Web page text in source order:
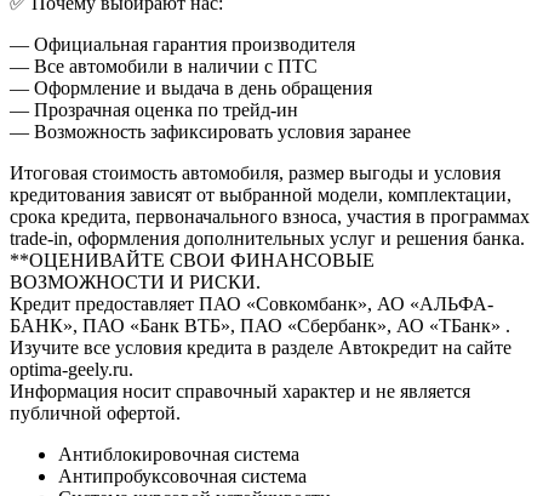
— Официальная гарантия производителя
— Все автомобили в наличии с ПТС
— Оформление и выдача в день обращения
— Прозрачная оценка по трейд-ин
— Возможность зафиксировать условия заранее
Итоговая стоимость автомобиля, размер выгоды и условия
кредитования зависят от выбранной модели, комплектации,
срока кредита, первоначального взноса, участия в программах
trade-in, оформления дополнительных услуг и решения банка.
**ОЦЕНИВАЙТЕ СВОИ ФИНАНСОВЫЕ
ВОЗМОЖНОСТИ И РИСКИ.
Кредит предоставляет ПАО «Совкомбанк», АО «АЛЬФА-
БАНК», ПАО «Банк ВТБ», ПАО «Сбербанк», АО «ТБанк» .
Изучите все условия кредита в разделе Автокредит на сайте
optima-geely.ru.
Информация носит справочный характер и не является
публичной офертой.
Антиблокировочная система
Антипробуксовочная система